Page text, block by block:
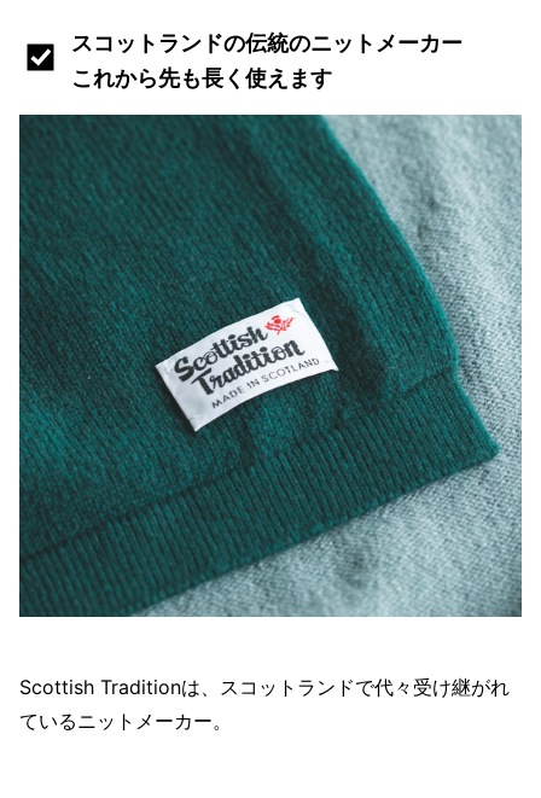
スコットランドの伝統のニットメーカー
これから先も長く使えます
Scottish Traditionは、スコットランドで代々受け継がれ
ているニットメーカー。